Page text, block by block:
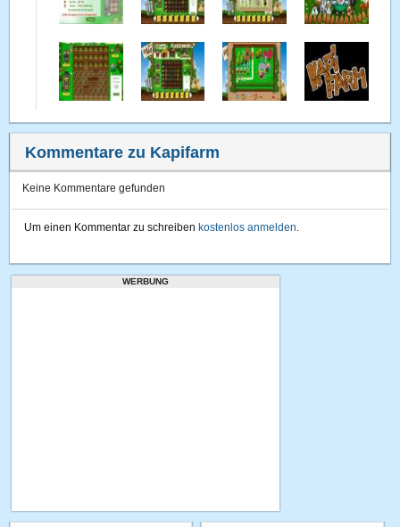
Kommentare zu Kapifarm
Keine Kommentare gefunden
Um einen Kommentar zu schreiben kostenlos anmelden.
WERBUNG